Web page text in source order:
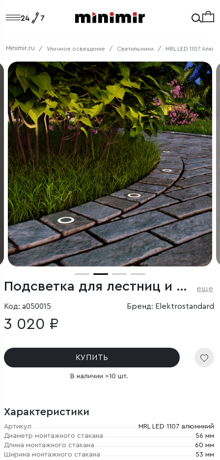
Minimir.ru Уличное освещение Светильники MRL LED 1107
Подсветка для лестниц и дорожек еще
Код: a050015 Бренд: Elektrostandard
3 020 ₽
КУПИТЬ
В наличии >10 шт.
Характеристики
Артикул
MRL LED 1107 алюминий
Диаметр монтажного стакана
56 мм
Длина монтажного стакана
60 мм
Ширина монтажного стакана
53 мм